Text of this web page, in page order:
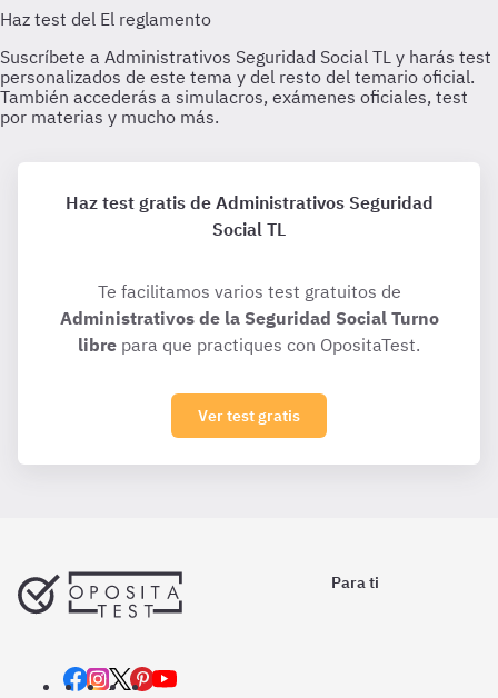
Haz test gratis de Administrativos Seguridad
Social TL
Te facilitamos varios test gratuitos de
Administrativos de la Seguridad Social Turno
libre para que practiques con OpositaTest.
Ver test gratis
Para ti